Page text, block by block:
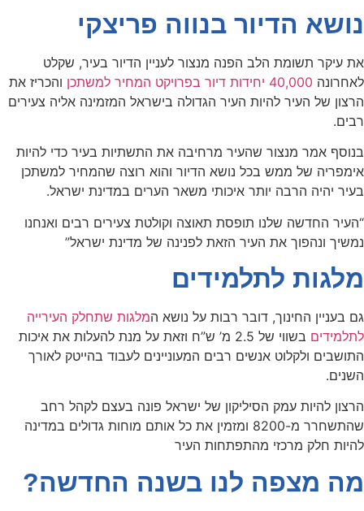
נושא הדיור בנווה פריצקי
את עיקר תשומת הלב הפנה מנצור לעניין הדיור בעיר, שקלט
לאחרונה 40,000 יחידות דיור בפרויקט המחיר למשתכן
והכריז את
הרצון של העיר להיות העיר הגדולה בישראל המזמינה אליה צעירים
רבים.
בנוסף אמר מנצור שהעיר מרחיבה את התשתיות בעיר כדי להיות
אימפריה של ממש בכל נושא הדיור והוא רוצה שהמחיר למשתכן
בעיר יהיה הרבה יותר איכותי משאר הערים במדינת ישראל.
“העיר החדשה שלנו תופסת תאוצה וקולטת צעירים רבים ואנחנו
נמשיך ונהפוך את העיר הזאת לפנינה של מדינת ישראל”
מלגות לתלמידים
גם בעניין החינוך, דובר רבות על נושא המלגות שתחלק העירייה
לתלמידים
בשווי של 2.5 מ’ ש”ח וזאת על מנת להעלות את איכות
התושבים ולקלוט אנשים רבים המעוניינים לעבוד בהייטק לאורך
השנים.
הרצון להיות עמק הסיליקון של ישראל פונה בעצם לקהל רחב
שהתשחרר מ-8200 ומזמין את כל אותם מוחות גדולים במדינה
להיות חלק מרכזי מהתפתחות העיר
מה מצפה לנו בשנה החדשה?